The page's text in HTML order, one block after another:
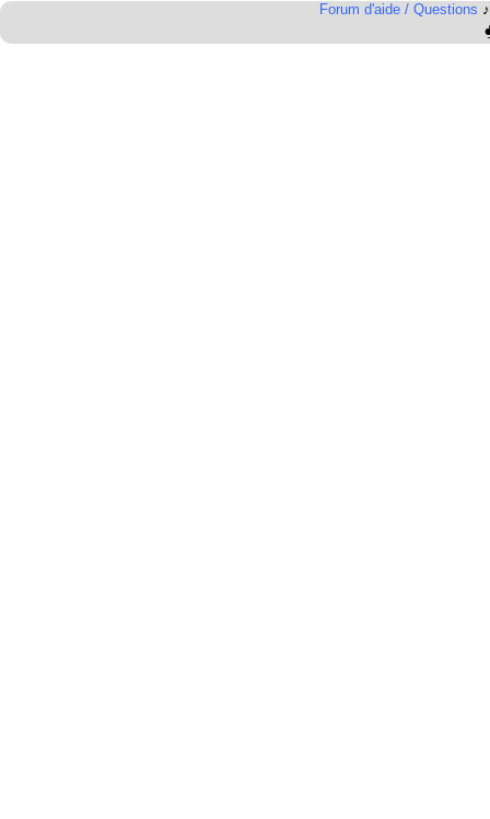
Forum d'aide / Questions